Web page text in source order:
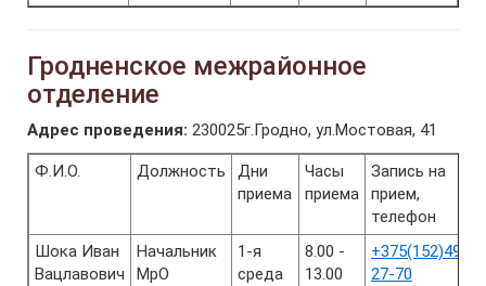
Гродненское межрайонное
отделение
Адрес проведения: 230025г.Гродно, ул.Мостовая, 41
Ф.И.О. Должность
Дни
приема
Часы
приема
Запись на
прием,
телефон
Шока Иван
Вацлавович
Начальник
МрО
1-я
среда
8.00 -
13.00
+375(152)49-
27-70